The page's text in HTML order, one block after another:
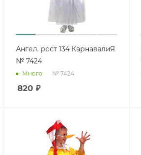
Ангел, рост 134 КарнавалиЯ
№ 7424
Много № 7424
820 ₽